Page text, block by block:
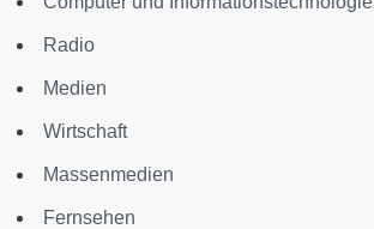
Radio
Medien
Wirtschaft
Massenmedien
Fernsehen